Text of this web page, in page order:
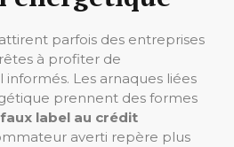
parfois des entreprises
à profiter de
Les arnaques liées
prennent des formes
label au crédit
averti repère plus